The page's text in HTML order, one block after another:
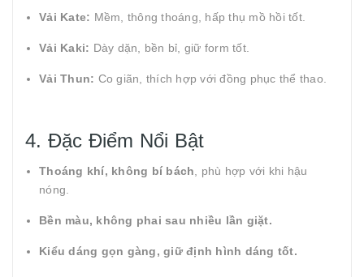
Vải Kate: Mềm, thông thoáng, hấp thụ mồ hồi tốt.
Vải Kaki: Dày dặn, bền bỉ, giữ form tốt.
Vải Thun: Co giãn, thích hợp với đồng phục thể thao.
4. Đặc Điểm Nổi Bật
Thoáng khí, không bí bách , phù hợp với khi hậu
nóng.
Bền màu, không phai sau nhiều lần giặt.
Kiểu dáng gọn gàng, giữ định hình dáng tốt.